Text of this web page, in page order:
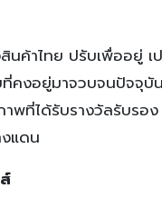
นค้าไทย ปรับเพื่ออยู่ เ
คงอยู่มาจวบจนปัจจุ
าพที่ได้รับรางวัลรับรอ
แดน